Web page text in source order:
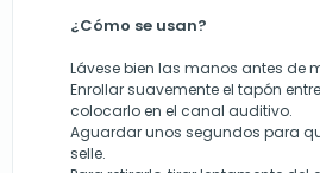
¿Cómo se usan?
Lávese bien las manos antes de
Enrollar suavemente el tapón
colocarlo en el canal auditivo.
Aguardar unos segundos para
selle.